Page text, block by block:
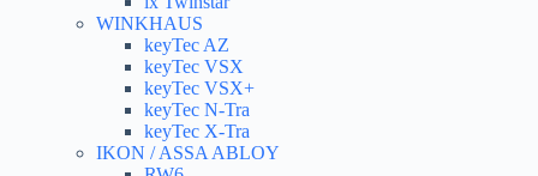
WINKHAUS
keyTec AZ
keyTec VSX
keyTec VSX+
keyTec N-Tra
keyTec X-Tra
IKON / ASSA ABLOY